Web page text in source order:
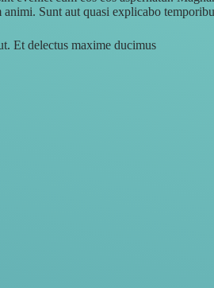
Sunt aut quasi explicabo
Et delectus maxime ducimus